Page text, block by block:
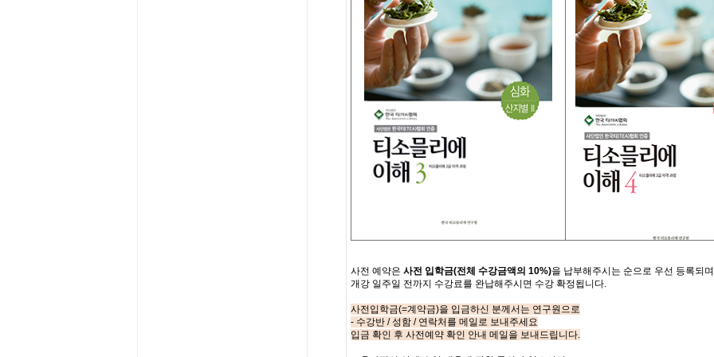
사전 예약은 사전 입학금(전체 수강금액의 10%)을 납부해주시는 순으로 우선 등록되며
개강 일주일 전까지 수강료를 완납해주시면 수강 확정됩니다.
사전입학금(=계약금)을 입금하신 분께서는 연구원으로
- 수강반 / 성함 / 연락처를 메일로 보내주세요
입금 확인 후 사전예약 확인 안내 메일을 보내드립니다.